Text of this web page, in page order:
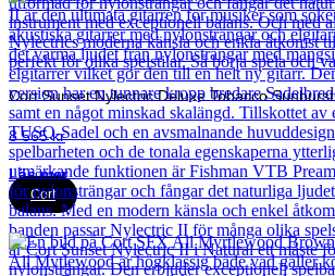
Cort Sunset Nylectric Deluxe Tobacco Sunburst
8 565kr
Läs mer
Cort